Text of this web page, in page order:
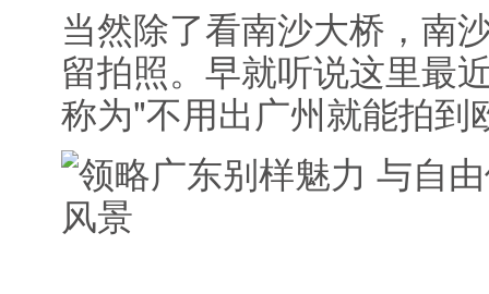
当然除了看南沙大桥，南
留拍照。早就听说这里最
称为"不用出广州就能拍到